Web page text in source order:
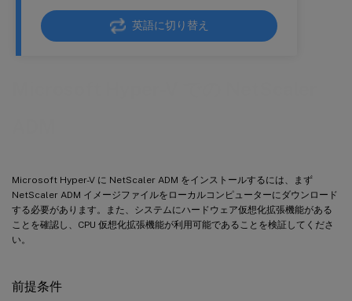
英語に切り替え
Microsoft Hyper-V に NetScaler ADM をインストールするには、まず
NetScaler ADM イメージファイルをローカルコンピューターにダウンロード
する必要があります。また、システムにハードウェア仮想化拡張機能がある
ことを確認し、CPU 仮想化拡張機能が利用可能であることを検証してくださ
い。
前提条件